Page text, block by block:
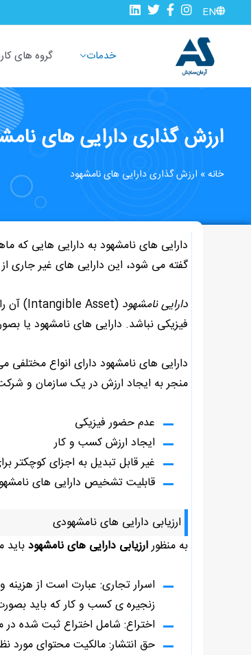
به
EN
خدمات گروه های
ارزش گذاری دارایی های
خانه» ارزش گذاری دارایی های نامشهود
دارایی های نامشهود به دارایی هایی که
گفته می شود، این دارایی های غیر جاری
دارایی نامشهود
فیزیکی نباشد. دارایی های نامشهود یا
دارایی های نامشهود دارای انواع
منجر به ایجاد ارزش در یک سازمان و
عدم حضور فیزیکی
ایجاد ارزش کسب و کار
غیر قابل تبدیل به اجزای کوچکتر
قابلیت تشخیص دارایی های
ارزیابی دارایی های نامشهودی
به منظورارزیابی دارایی های نامشهودباید
اسرار تجاری: عبارت است از
زنجیره ی کسب و کار که باید
اختراع: شامل اختراع ثبت شده در
حق انتشار: مالکیت محتوای مورد